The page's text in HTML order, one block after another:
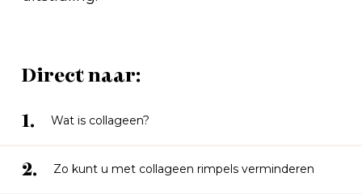
Direct naar:
1.
Wat is collageen?
2. Zo kunt u met collageen rimpels verminderen